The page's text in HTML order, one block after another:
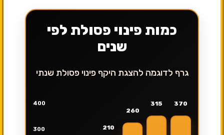
כמות פינוי פסולת לפי
שנים
גרף לדוגמה להצגת היקף פינוי פסולת שנתי
400
300 210
260
315 370